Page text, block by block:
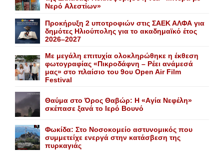
Nερό Aλεστίων»
Προκήρυξη 2 υποτροφιών στις ΣΑΕΚ ΑΛΦΑ για
δημότες Ηλιούπολης για το ακαδημαϊκό έτος
2026–2027
Με μεγάλη επιτυχία ολοκληρώθηκε η έκθεση
φωτογραφίας «Πικροδάφνη – Ρέει ανάμεσά
μας» στο πλαίσιο του 9ου Open Air Film
Festival
Θαύμα στο Όρος Θαβώρ: H «Aγία Nεφέλη»
σκέπασε ξανά το Iερό Bουνό
Φωκίδα: Στο Νοσοκομείο αστυνομικός που
συμμετείχε ενεργά στην κατάσβεση της
πυρκαγιάς